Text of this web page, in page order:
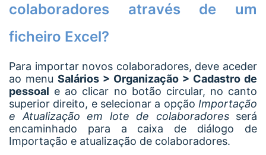
colaboradores através de um
ficheiro Excel?
Para importar novos colaboradores, deve aceder
ao menu Salários > Organização > Cadastro de
pessoal e ao clicar no botão circular, no canto
superior direito, e selecionar a opção Importação
e Atualização em lote de colaboradores será
encaminhado para a caixa de diálogo de
Importação e atualização de colaboradores.